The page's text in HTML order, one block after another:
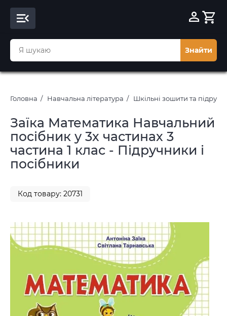
Знайти
Головна Навчальна література Шкільні зошити та
Заїка Математика Навчальний
посібник у 3х частинах 3
частина 1 клас - Підручники і
посібники
Код товару: 20731